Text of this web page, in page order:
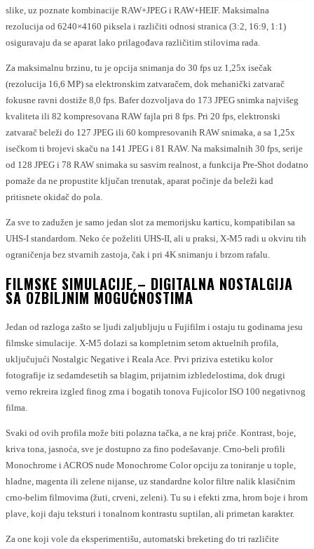
slike, uz poznate kombinacije RAW+JPEG i RAW+HEIF. Maksimalna
rezolucija od 6240×4160 piksela i različiti odnosi stranica (3:2, 16:9, 1:1)
osiguravaju da se aparat lako prilagođava različitim stilovima rada.
Za maksimalnu brzinu, tu je opcija snimanja do 30 fps uz 1,25x isečak
(rezolucija 16,6 MP) sa elektronskim zatvaračem, dok mehanički zatvarač
fokusne ravni dostiže 8,0 fps. Bafer dozvoljava do 173 JPEG snimka najvišeg
kvaliteta ili 82 kompresovana RAW fajla pri 8 fps. Pri 20 fps, elektronski
zatvarač beleži do 127 JPEG ili 60 kompresovanih RAW snimaka, a sa 1,25x
isečkom ti brojevi skaču na 141 JPEG i 81 RAW. Na maksimalnih 30 fps, serije
od 128 JPEG i 78 RAW snimaka su sasvim realnost, a funkcija Pre-Shot dodatno
pomaže da ne propustite ključan trenutak, aparat počinje da beleži kad
pritisnete okidač do pola.
Za sve to zadužen je samo jedan slot za memorijsku karticu, kompatibilan sa
UHS-I standardom. Neko će poželiti UHS-II, ali u praksi, X-M5 radi u okviru tih
ograničenja bez stvarnih zastoja, čak i pri 4K snimanju i brzom rafalu.
FILMSKE SIMULACIJE – DIGITALNA NOSTALGIJA
SA OZBILJNIM MOGUĆNOSTIMA
Jedan od razloga zašto se ljudi zaljubljuju u Fujifilm i ostaju tu godinama jesu
filmske simulacije. X-M5 dolazi sa kompletnim setom aktuelnih profila,
uključujući Nostalgic Negative i Reala Ace. Prvi priziva estetiku kolor
fotografije iz sedamdesetih sa blagim, prijatnim izbledelostima, dok drugi
verno rekreira izgled finog zrna i bogatih tonova Fujicolor ISO 100 negativnog
filma.
Svaki od ovih profila može biti polazna tačka, a ne kraj priče. Kontrast, boje,
kriva tona, jasnoća, sve je dostupno za fino podešavanje. Crno-beli profili
Monochrome i ACROS nude Monochrome Color opciju za toniranje u tople,
hladne, magenta ili zelene nijanse, uz standardne kolor filtre nalik klasičnim
crno-belim filmovima (žuti, crveni, zeleni). Tu su i efekti zrna, hrom boje i hrom
plave, koji daju teksturi i tonalnom kontrastu suptilan, ali primetan karakter.
Za one koji vole da eksperimentišu, automatski breketing do tri različite